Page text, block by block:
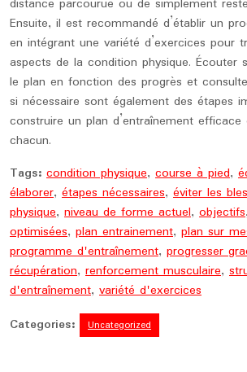
distance parcourue ou de simplement
Ensuite, il est recommandé d’établir un
en intégrant une variété d’exercices pour
aspects de la condition physique. Écouter
le plan en fonction des progrès et
si nécessaire sont également des étapes
construire un plan d’entraînement
chacun.
Tags: condition physique, course à pied,
élaborer, étapes nécessaires, éviter les
physique, niveau de forme actuel, objectifs,
optimisées, plan entrainement, plan sur
programme d'entraînement, progresser
récupération, renforcement musculaire,
d'entraînement, variété d'exercices
Categories:
Uncategorized